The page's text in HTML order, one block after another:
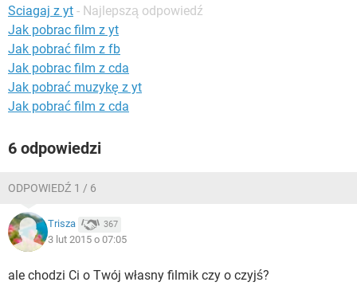
Sciagaj z yt - Najlepszą odpowiedź
Jak pobrac film z yt
Jak pobrać film z fb
Jak pobrac film z cda
Jak pobrać muzykę z yt
Jak pobrać film z cda
6 odpowiedzi
ODPOWIEDŹ 1 / 6
Trisza 367
3 lut 2015 o 07:05
ale chodzi Ci o Twój własny filmik czy o czyjś?